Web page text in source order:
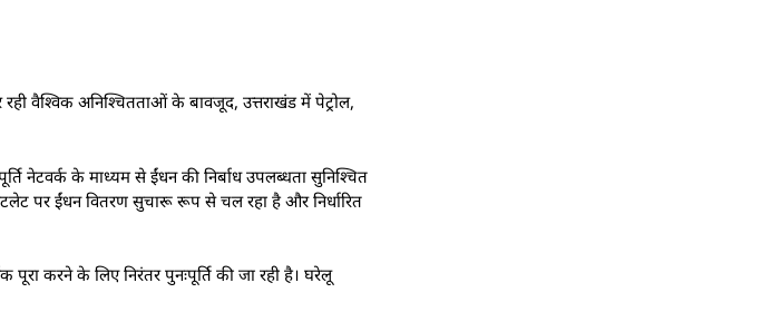
वैश्विक अनिश्चितताओं के बावजूद, उत्तराखंड में पेट्रोल,
नेटवर्क के माध्यम से ईंधन की निर्बाध उपलब्धता सुनिश्चित
पर ईंधन वितरण सुचारू रूप से चल रहा है और निर्धारित
पूरा करने के लिए निरंतर पुनःपूर्ति की जा रही है। घरेलू